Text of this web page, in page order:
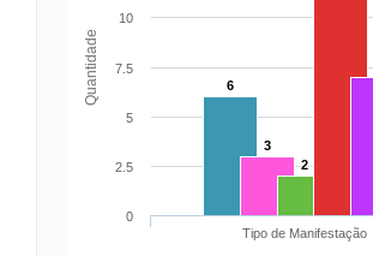
Quantidade 6
3
2
Tipo de Manifestação
0
2.5
5
7.5
10